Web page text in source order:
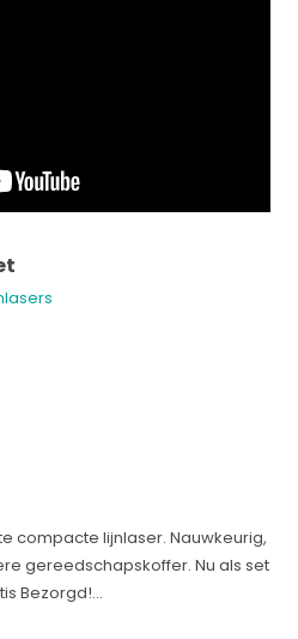
compacte lijnlaser. Nauwkeurig,
gereedschapskoffer. Nu als set
Bezorgd!...